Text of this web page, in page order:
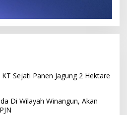
Sejati Panen Jagung 2 Hektare
Di Wilayah Winangun, Akan